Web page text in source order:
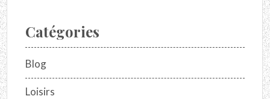
Catégories
Blog
Loisirs